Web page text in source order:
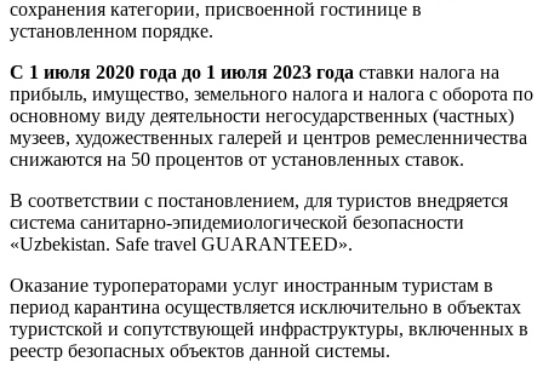
сохранения категории, присвоенной гостинице в
установленном порядке.
С 1 июля 2020 года до 1 июля 2023 года ставки налога на
прибыль, имущество, земельного налога и налога с оборота по
основному виду деятельности негосударственных (частных)
музеев, художественных галерей и центров ремесленничества
снижаются на 50 процентов от установленных ставок.
В соответствии с постановлением, для туристов внедряется
система санитарно-эпидемиологической безопасности
«Uzbekistan. Safe travel GUARANTEED».
Оказание туроператорами услуг иностранным туристам в
период карантина осуществляется исключительно в объектах
туристской и сопутствующей инфраструктуры, включенных в
реестр безопасных объектов данной системы.